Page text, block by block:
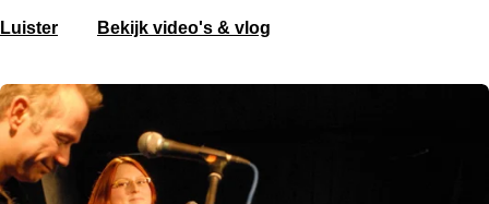
Luister Bekijk video's & vlog